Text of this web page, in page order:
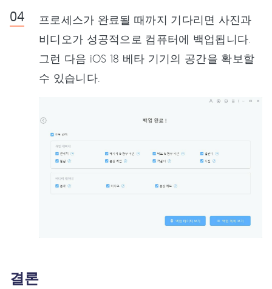
프로세스가 완료될 때까지 기다리면 사진과
비디오가 성공적으로 컴퓨터에 백업됩니다.
그런 다음 iOS 18 베타 기기의 공간을 확보할
수 있습니다.
결론